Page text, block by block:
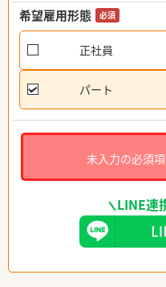
希望雇用形態 必須
正社員
パート
未入力の必須
LINE連